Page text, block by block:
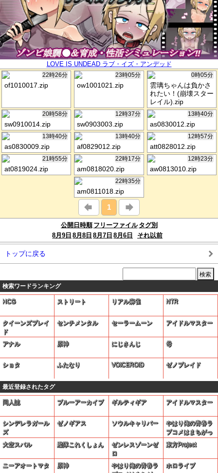
LOVE IS UNDEAD ラブ・イズ・アンデッド
22時26分
of1010017.zip
23時05分
ow1001021.zip
0時05分
雲璃ちゃんは負かさ
れたい！(崩壊スター
レイル).zip
20時58分
sw0910014.zip
12時37分
sw0903003.zip
13時40分
as0830012.zip
13時40分
as0830009.zip
13時40分
af0829012.zip
12時57分
att0828012.zip
21時55分
at0819024.zip
22時17分
am0818020.zip
12時23分
aw0813010.zip
22時35分
am0811018.zip
1
公開日時順 フリーファイル タグ別
8月9日 8月8日 8月7日 8月6日 それ以前
トップに戻る
検索ワードランキング
HCG ストリート リアル麻雀 NTR
クイーンズブレイ
ド
センチメンタル セーラームーン アイドルマスター
アナル 原神 にじさんじ 母
ショタ ふたなり VOICEROID ゼノブレイド
最近登録されたタグ
同人誌 ブルーアーカイブ ギルティギア アイドルマスター
シンデレラガール
ズ
ゼノギアス ソウルキャリバー
やはり俺の青春ラ
ブコメはまちがっ
ている
大空スバル 艦隊これくしょん
ゼンレスゾーンゼ
ロ
東方Project
ニーアオートマタ 原神
やはり俺の青春ラ
ホロライブ